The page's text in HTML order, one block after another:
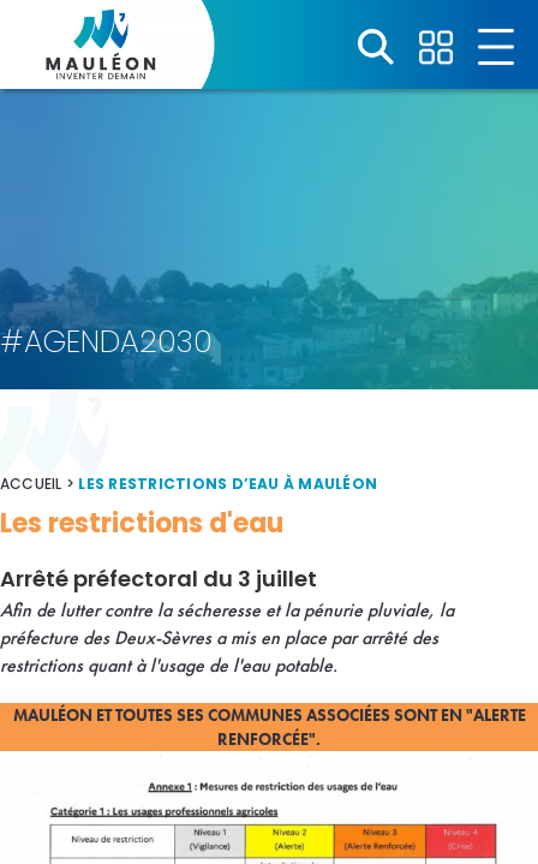
#AGENDA2030
ACCUEIL > LES RESTRICTIONS D’EAU À MAULÉON
Les restrictions d'eau
Arrêté préfectoral du 3 juillet
Afin de lutter contre la sécheresse et la pénurie pluviale, la
préfecture des Deux-Sèvres a mis en place par arrêté des
restrictions quant à l'usage de l'eau potable.
MAULÉON ET TOUTES SES COMMUNES ASSOCIÉES SONT EN "ALERTE
RENFORCÉE".
Panneau de gestion des cookies